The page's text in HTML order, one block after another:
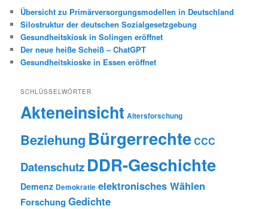
Übersicht zu Primärversorgungsmodellen in Deutschland
Silostruktur der deutschen Sozialgesetzgebung
Gesundheitskiosk in Solingen eröffnet
Der neue heiße Scheiß – ChatGPT
Gesundheitskioske in Essen eröffnet
SCHLÜSSELWÖRTER
Akteneinsicht Altersforschung
Beziehung BürgerrechteCCC
Datenschutz DDR-Geschichte
Demenz Demokratie elektronisches Wählen
Forschung Gedichte